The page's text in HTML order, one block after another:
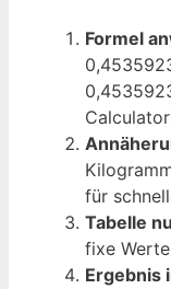
Formel
für
Tabelle
fixe
Ergebnis